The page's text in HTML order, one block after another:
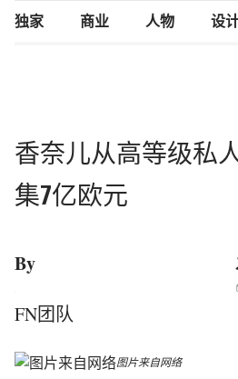
独家 商业 人物 设
香奈儿从高等级私
集7亿欧元
By
FN团队
图片来自网络